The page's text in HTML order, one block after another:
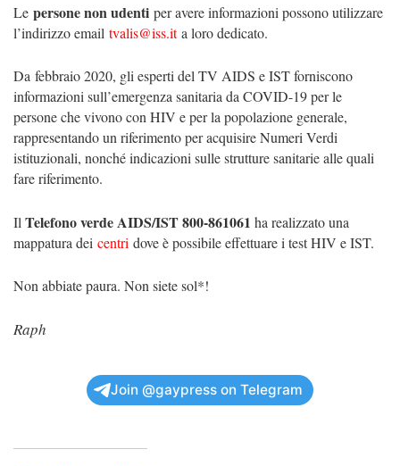
Le persone non udenti per avere informazioni possono utilizzare
l’indirizzo email tvalis@iss.ita loro dedicato.
Da febbraio 2020, gli esperti del TV AIDS e IST forniscono
informazioni sull’emergenza sanitaria da COVID-19 per le
persone che vivono con HIV e per la popolazione generale,
rappresentando un riferimento per acquisire Numeri Verdi
istituzionali, nonché indicazioni sulle strutture sanitarie alle quali
fare riferimento.
Il Telefono verde AIDS/IST 800-861061 ha realizzato una
mappatura dei centri dove è possibile effettuare i test HIV e IST.
Non abbiate paura. Non siete sol*!
Raph
Join @gaypress on Telegram